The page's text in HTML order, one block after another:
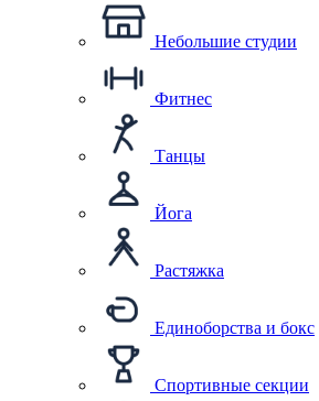
Небольшие студии
Фитнес
Танцы
Йога
Растяжка
Единоборства и бокс
Спортивные секции